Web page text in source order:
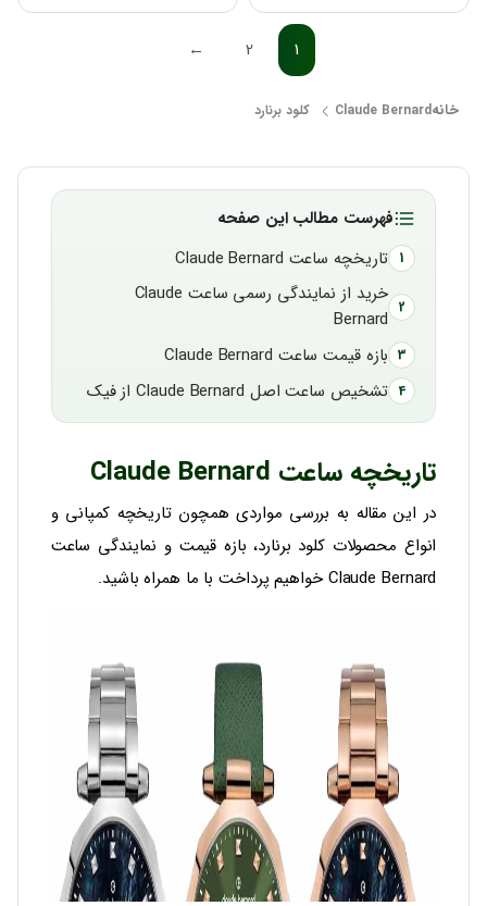
1
2
←
خانهClaude Bernard کلود برنارد
فهرست مطالب این صفحه
تاریخچه ساعت Claude Bernard
خرید از نمایندگی رسمی ساعت Claude
Bernard
بازه قیمت ساعت Claude Bernard
تشخیص ساعت اصل Claude Bernard از فیک
تاریخچه ساعت Claude Bernard
در این مقاله به بررسی مواردی همچون تاریخچه کمپانی و
انواع محصولات کلود برنارد، بازه قیمت و نمایندگی ساعت
Claude Bernard خواهیم پرداخت با ما همراه باشید.